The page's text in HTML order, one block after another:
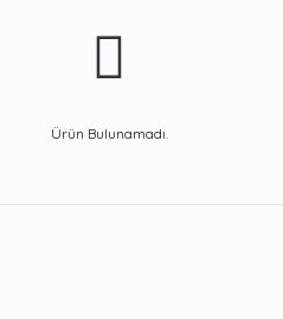
Ürün Bulunamadı.